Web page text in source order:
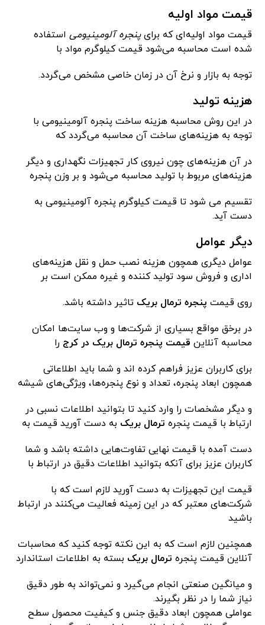
قیمت مواد اولیه
قیمت مواد اولیه‌ای که برایپنجره آلومینیومی استفاده
شده است محاسبه می‌شود قیمت کیلوگرم مواد با
توجه به بازار و نرخ آن در زمان خاصی مشخص می‌گردد.
هزینه تولید
در این روش محاسبه هزینه ساخت پنجره آلومینیومی با
توجه به هزینه‌های ساخت آن محاسبه می‌گردد که
در آن هزینه‌های چون نیروی کار تجهیزات نگهداری و دیگر
هزینه‌های مربوط با تولید محاسبه می‌شود و بر وزن پنجره
تقسیم می‌ شود تا قیمت کیلوگرم پنجره آلومینیومی به
دست آید.
دیگر عوامل
عوامل دیگری همچون هزینه نصب حمل و نقل هزینه‌های
اداری و فروش سود تولید کننده و غیره ممکن است بر
روی قیمت پنجره ترمال بریکتاثیر داشته باشد.
در برخق مواقع بسیاری از شرکت‌ها و وب سایت‌ها امکان
محاسبه آنلاین قیمت پنجره ترمال بریک در کرج را
برای کاربران عزیز فراهم کرده اند و شما باید اطلاعاتی
همچون ابعاد پنجره، تعداد و نوع پنجره‌ها، ویژگی‌های شیشه
و دیگر مشخصات را وارد کنید تا بتوانید اطلاعات نسبی در
ارتباط با قیمت پنجره ترمال بریک به دست آورید قیمت به
دست آمده با قیمت نهایی تفاوت‌هایی داشته باشد و شما
کاربران عزیز برای آنکه بتوانید اطلاعات دقیق در ارتباط با
قیمت این تجهیزات به دست آورید لازم است که با
شرکت‌های معتبر که در این زمینه فعالیت می‌کنند در ارتباط
باشید
همچنین لازم است که به این نکته توجه کنید که محاسبات
آنلاین قیمت پنجره ترمال بریک بسته به اطلاعات استاندارد
و میانگین صنعتی انجام می‌گیرد و نمی‌تواند به طور دقیق
نیاز شما را در نظر بگیرند.
عواملی همچون ابعاد دقیق جنس و کیفیت محصول سطح